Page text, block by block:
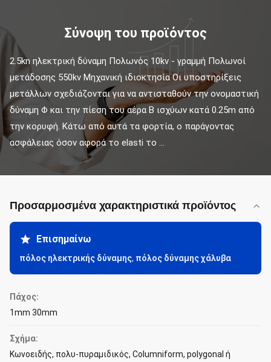
Σύνοψη του προϊόντος
2.5kn ηλεκτρική δύναμη Πολωνός 10kv - γραμμή Πολωνοί
μετάδοσης 550kv Μηχανική ιδιοκτησία Οι υποστηρίξεις
μετάλλων σχεδιάζονται για να αντισταθούν την ονομαστική
δύναμη Φ και την πίεση του αέρα Β ισχύων κατά 0.25m από
την κορυφή. Κάτω από αυτά τα φορτία, ο παράγοντας
ασφάλειας όσον αφορά το elasti το ...
Προσαρμοσμένα χαρακτηριστικά προϊόντος
Επισημαίνω
πόλος ηλεκτρικής δύναμης, πόλος δύναμης χάλυβα
Πάχος:
1mm 30mm
Σχήμα:
Κωνοειδής, πολυ-πυραμιδικός, Columniform, polygonal ή